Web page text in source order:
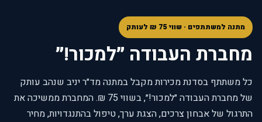
מתנה למשתתפים · שווי 75 ₪ לעותק
מחברת העבודה ״למכור!״
כל משתתף בסדנת מכירות מקבל במתנה מד״ר יניב שנהב עותק
של מחברת העבודה ״למכור!״, בשווי 75 ₪. המחברת ממשיכה את
התרגול של אבחון צרכים, הצגת ערך, טיפול בהתנגדויות, מחיר